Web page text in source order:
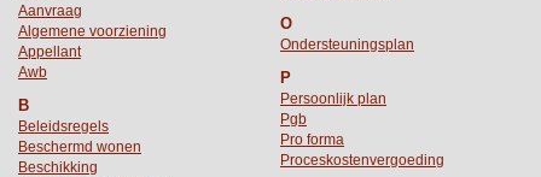
Aanvraag
Algemene voorziening
Appellant
Awb
B
Beleidsregels
Beschermd wonen
Beschikking
O
Ondersteuningsplan
P
Persoonlijk plan
Pgb
Pro forma
Proceskostenvergoeding